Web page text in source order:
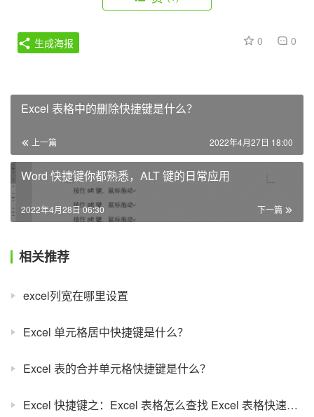
0 0
生成海报
Excel 表格中的删除快捷键是什么？
上一篇 2022年4月27日 18:00
Word 快捷键你都熟悉，ALT 键的日常应用
下一篇
2022年4月28日 06:30
相关推荐
excel列宽在哪里设置
Excel 单元格居中快捷键是什么？
Excel 表的合并单元格快捷键是什么？
Excel 快捷键之：Excel 表格怎么查找 Excel 表格快速查找